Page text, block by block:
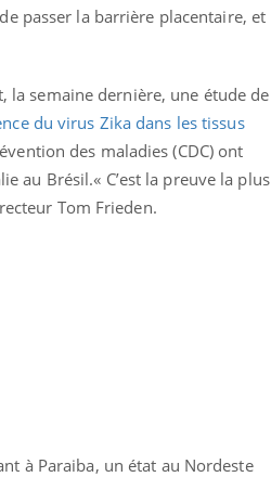
passer la barrière placentaire, et
la semaine dernière, une étude de
du virus Zika dans les tissus
des maladies (CDC) ont
au Brésil.« C’est la preuve la plus
Tom Frieden.
à Paraiba, un état au Nordeste